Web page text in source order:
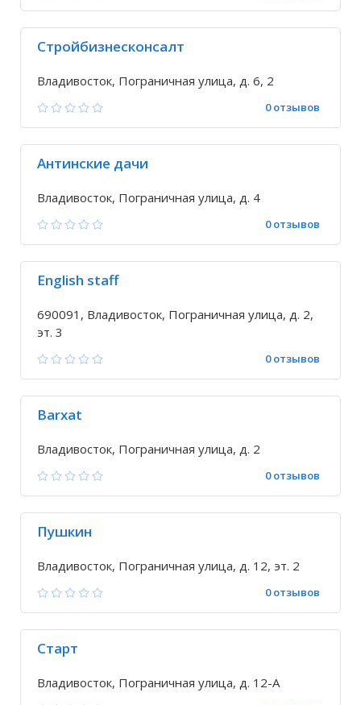
Стройбизнесконсалт
Владивосток, Пограничная улица, д. 6, 2
0 отзывов
Антинские дачи
Владивосток, Пограничная улица, д. 4
0 отзывов
English staff
690091, Владивосток, Пограничная улица, д. 2,
эт. 3
0 отзывов
Barxat
Владивосток, Пограничная улица, д. 2
0 отзывов
Пушкин
Владивосток, Пограничная улица, д. 12, эт. 2
0 отзывов
Старт
Владивосток, Пограничная улица, д. 12-А